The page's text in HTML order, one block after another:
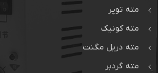
مته توپر
مته کونیک
مته دریل مگنت
مته گردبر